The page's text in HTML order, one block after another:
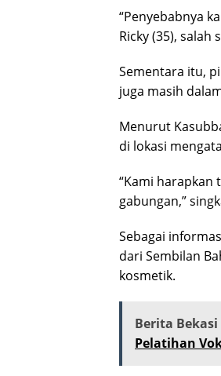
“Penyebabnya
Ricky (35), salah
Sementara itu,
juga masih
Menurut
di lokasi
“Kami harapkan
gabungan,”
Sebagai
dari Sembilan
kosmetik.
Berita
Pelatihan